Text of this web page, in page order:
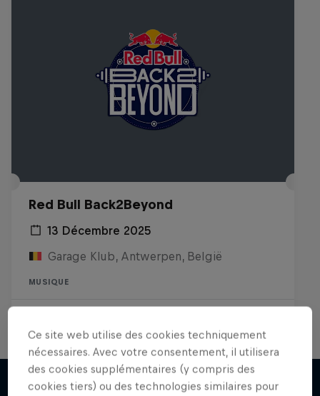
Red Bull Back2Beyond
13 Décembre 2025
Garage Klub, Antwerpen, België
MUSIQUE
Ce site web utilise des cookies techniquement
nécessaires. Avec votre consentement, il utilisera
des cookies supplémentaires (y compris des
cookies tiers) ou des technologies similaires pour